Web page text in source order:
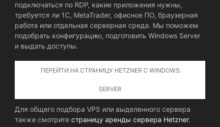
подключаться по RDP, какие приложения нужны,
требуется ли 1С, MetaTrader, офисное ПО, браузерная
работа или отдельная серверная среда. Мы поможем
подобрать конфигурацию, подготовить Windows Server
и выдать доступы.
ПЕРЕЙТИ НА СТРАНИЦУ HETZNER С WINDOWS
SERVER
Для общего подбора VPS или выделенного сервера
также смотрите страницу аренды сервера Hetzner.